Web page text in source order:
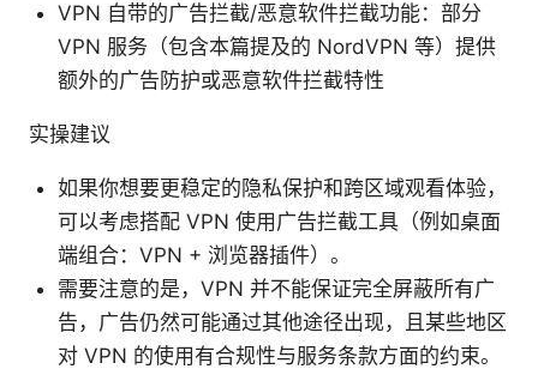
VPN 自带的广告拦截/恶意软件拦截功能：部分
VPN 服务（包含本篇提及的 NordVPN 等）提供
额外的广告防护或恶意软件拦截特性
实操建议
如果你想要更稳定的隐私保护和跨区域观看体验，
可以考虑搭配 VPN 使用广告拦截工具（例如桌面
端组合：VPN + 浏览器插件）。
需要注意的是，VPN 并不能保证完全屏蔽所有广
告，广告仍然可能通过其他途径出现，且某些地区
对 VPN 的使用有合规性与服务条款方面的约束。